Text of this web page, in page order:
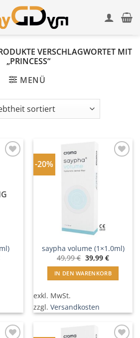
VERSCHLAGWORTET MIT
„PRINCESS“
MENÜ
-20%
saypha volume (1×1.0ml)
49,99€ Ursprünglicher
Preis
war:
49,99 €
39,99 €Aktueller
Preis
ist:
39,99 €.
IN DEN WARENKORB
exkl. MwSt.
zzgl. Versandkosten